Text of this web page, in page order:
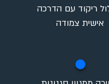
ריקוד עם הדרכה
אישית צמודה
✪